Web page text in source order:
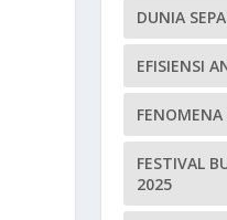
DUNIA
EFISIENSI
FESTIVAL
2025